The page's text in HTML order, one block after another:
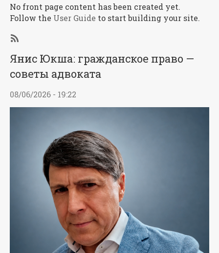
No front page content has been created yet.
Follow the User Guide to start building your site.
Янис Юкша: гражданское право —
советы адвоката
08/06/2026 - 19:22